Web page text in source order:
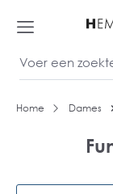
Home Dames